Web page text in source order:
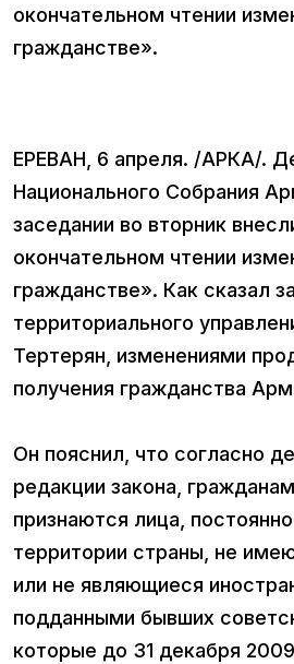
окончательном чтении
гражданстве».
ЕРЕВАН, 6 апреля. /АРКА/.
Национального Собрания
заседании во вторник
окончательном чтении
гражданстве». Как сказал
территориального
Тертерян, изменениями
получения гражданства
Он пояснил, что согласно
редакции закона,
признаются лица,
территории страны, не
или не являющиеся
подданными бывших
которые до 31 декабря